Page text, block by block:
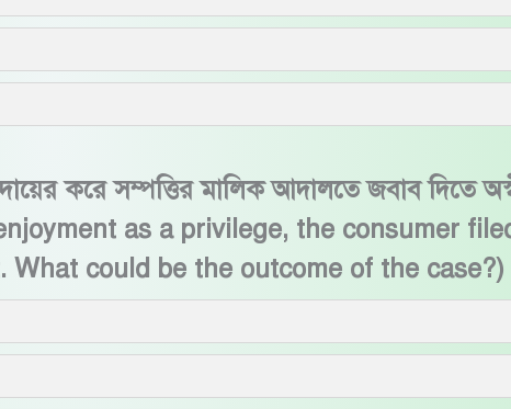
করে সম্পত্তির মালিক আদালতে জবাব দিতে
as a privilege, the consumer
could be the outcome of the case?)